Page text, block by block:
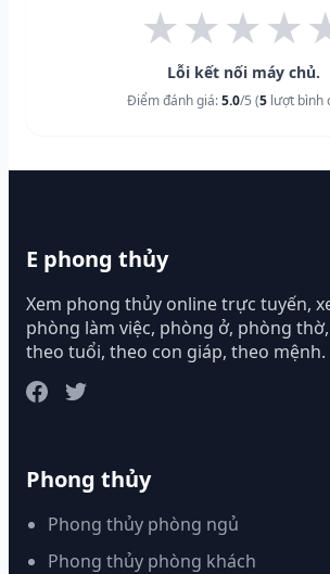
★★★★
Lỗi kết nối máy chủ.
Điểm đánh giá:5.0/5 (5lượt bình
E phong thủy
Xem phong thủy online trực tuyến,
phòng làm việc, phòng ở, phòng
theo tuổi, theo con giáp, theo mệnh.
Phong thủy
Phong thủy phòng ngủ
Phong thủy phòng khách